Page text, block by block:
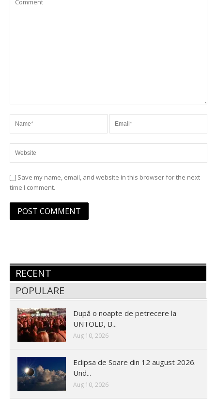
Save my name, email, and website in this browser for the next
time I comment.
RECENT
POPULARE
După o noapte de petrecere la
UNTOLD, B...
Aug 10, 2026
Eclipsa de Soare din 12 august 2026.
Und...
Aug 10, 2026